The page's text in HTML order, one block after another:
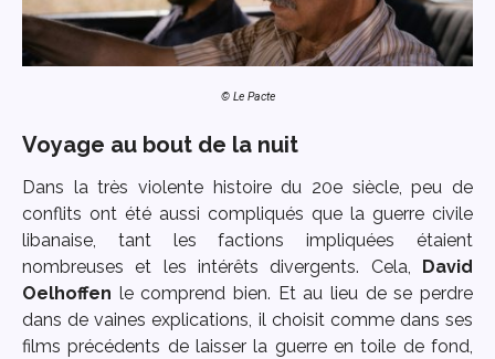
© Le Pacte
Voyage au bout de la nuit
Dans la très violente histoire du 20e siècle, peu de
conflits ont été aussi compliqués que la guerre civile
libanaise, tant les factions impliquées étaient
nombreuses et les intérêts divergents. Cela, David
Oelhoffen le comprend bien. Et au lieu de se perdre
dans de vaines explications, il choisit comme dans ses
films précédents de laisser la guerre en toile de fond,